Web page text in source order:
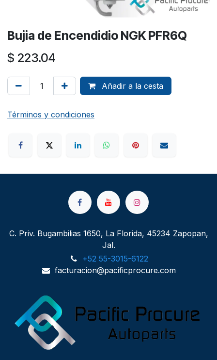
Bujia de Encendidio NGK PFR6Q
$ 223.04
Añadir a la cesta
Términos y condiciones
C. Priv. Bugambilias 1650, La Florida, 45234 Zapopan,
Jal.
+52 55-3015-6122
facturacion@pacificprocure.com